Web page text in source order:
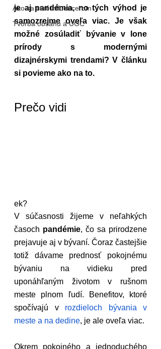
Ako sa stať influencerom
Tvorba obsahu a UGC
je aj pandémia, no tých výhod je
samozrejme oveľa viac. Je však
možné zosúladiť bývanie v lone
prírody s modernými
dizajnérskymi trendami? V článku
si povieme ako na to.
Prečo vidi
ek?
V súčasnosti žijeme v neľahkých
časoch pandémie, čo sa prirodzene
prejavuje aj v bývaní. Čoraz častejšie
totiž dávame prednosť pokojnému
bývaniu na vidieku pred
uponáhľaným životom v rušnom
meste plnom ľudí. Benefitov, ktoré
spočívajú v rozdieloch bývania v
meste a na dedine, je ale oveľa viac.
Okrem pokojného a jednoduchého